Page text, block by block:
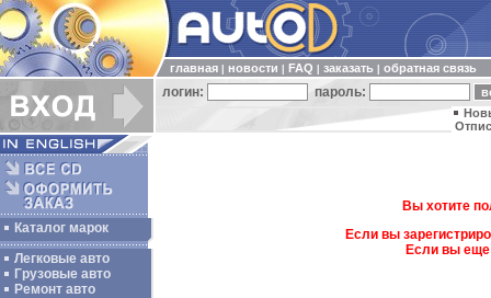
главная новости FAQ заказать обратная связь
логин: пароль:
Каталог марок
Легковые авто
Грузовые авто
Ремонт авто
Вы хотите
Если вы
Если вы еще